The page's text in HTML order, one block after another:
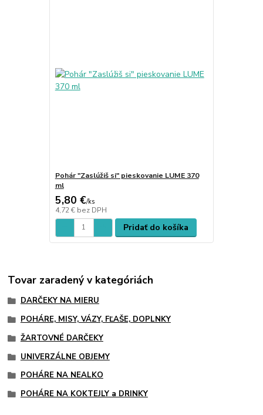
Pohár "Zaslúžiš si" pieskovanie LUME 370
ml
5,80 €/ks
4,72 € bez DPH
Pridať do košíka
Tovar zaradený v kategóriách
DARČEKY NA MIERU
POHÁRE, MISY, VÁZY, FĽAŠE, DOPLNKY
ŽARTOVNÉ DARČEKY
UNIVERZÁLNE OBJEMY
POHÁRE NA NEALKO
POHÁRE NA KOKTEJLY a DRINKY